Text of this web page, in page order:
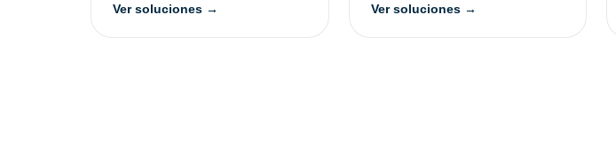
Ver soluciones → Ver soluciones →